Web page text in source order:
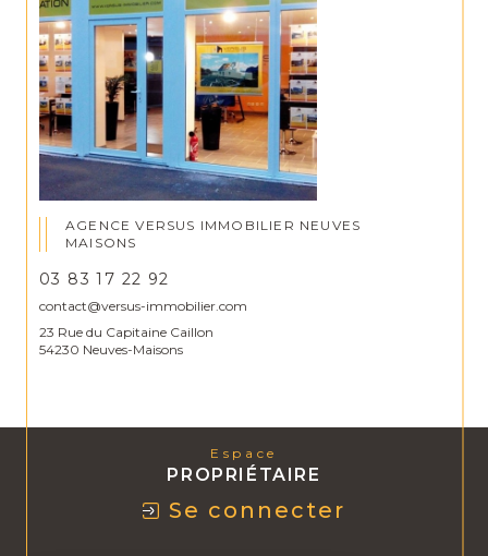
AGENCE VERSUS IMMOBILIER NEUVES
MAISONS
03 83 17 22 92
contact@versus-immobilier.com
23 Rue du Capitaine Caillon
54230 Neuves-Maisons
Espace
PROPRIÉTAIRE
Se connecter